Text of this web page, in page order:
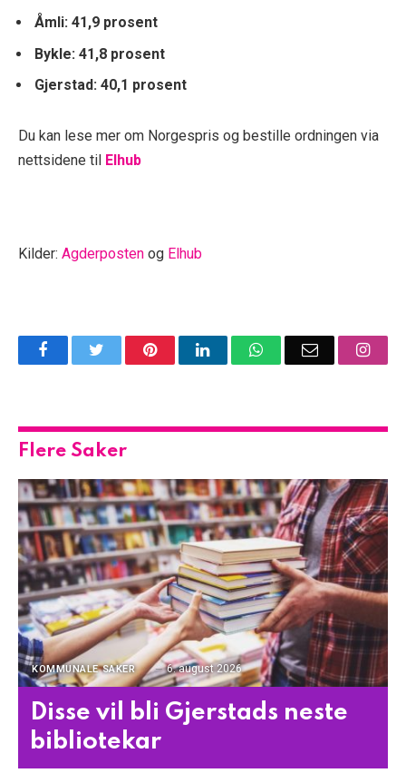
Åmli: 41,9 prosent
Bykle: 41,8 prosent
Gjerstad: 40,1 prosent
Du kan lese mer om Norgespris og bestille ordningen via
nettsidene til Elhub
Kilder: Agderposten og Elhub
FacebookTwitter PinterestLinkedInWhatsAppEmail
Flere Saker
KOMMUNALE SAKER 6. august 2026
Disse vil bli Gjerstads neste
bibliotekar